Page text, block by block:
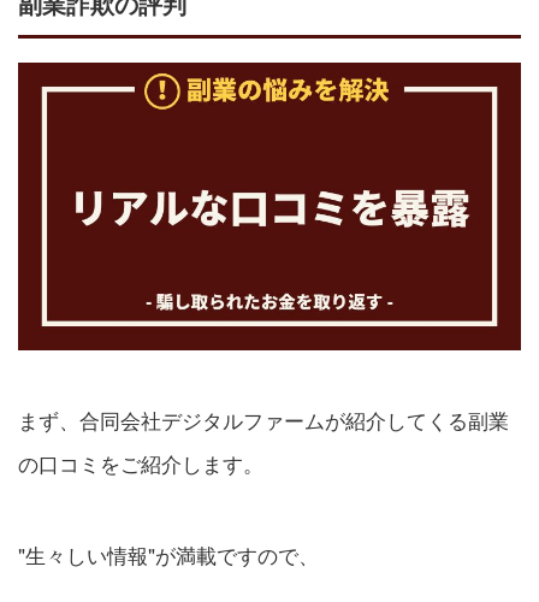
まず、合同会社デジタルファームが紹介してくる副業
の口コミをご紹介します。
"生々しい情報"が満載ですので、